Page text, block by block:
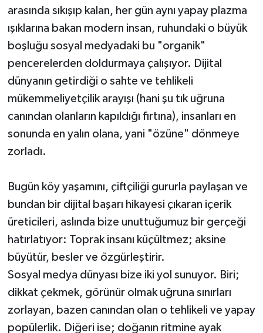
arasında sıkışıp kalan, her gün aynı yapay plazma
ışıklarına bakan modern insan, ruhundaki o büyük
boşluğu sosyal medyadaki bu "organik"
pencerelerden doldurmaya çalışıyor. Dijital
dünyanın getirdiği o sahte ve tehlikeli
mükemmeliyetçilik arayışı (hani şu tık uğruna
canından olanların kapıldığı fırtına), insanları en
sonunda en yalın olana, yani "özüne" dönmeye
zorladı.
Bugün köy yaşamını, çiftçiliği gururla paylaşan ve
bundan bir dijital başarı hikayesi çıkaran içerik
üreticileri, aslında bize unuttuğumuz bir gerçeği
hatırlatıyor: Toprak insanı küçültmez; aksine
büyütür, besler ve özgürleştirir.
Sosyal medya dünyası bize iki yol sunuyor. Biri;
dikkat çekmek, görünür olmak uğruna sınırları
zorlayan, bazen canından olan o tehlikeli ve yapay
popülerlik. Diğeri ise; doğanın ritmine ayak